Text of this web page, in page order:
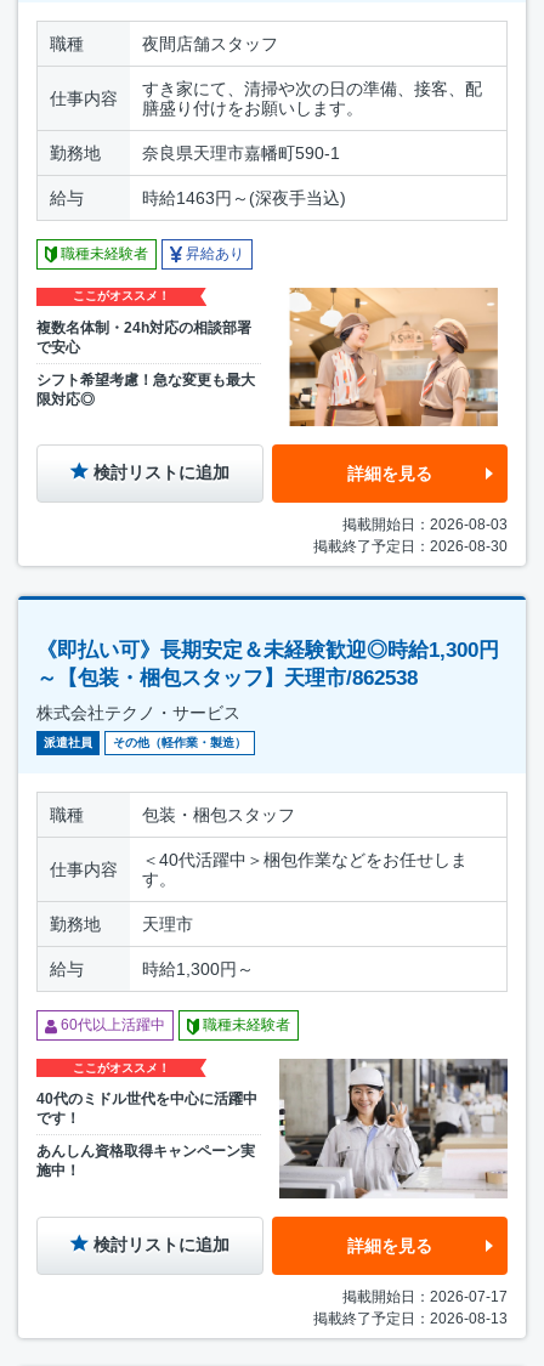
職種 夜間店舗スタッフ
仕事内容
すき家にて、清掃や次の日の準備、接客、配
膳盛り付けをお願いします。
勤務地 奈良県天理市嘉幡町590-1
給与 時給1463円～(深夜手当込)
職種未経験者 昇給あり
ここがオススメ！
複数名体制・24h対応の相談部署
で安心
シフト希望考慮！急な変更も最大
限対応◎
検討リストに追加 詳細を見る
掲載開始日：2026-08-03
掲載終了予定日：2026-08-30
《即払い可》長期安定＆未経験歓迎◎時給1,300円
～【包装・梱包スタッフ】天理市/862538
株式会社テクノ・サービス
派遣社員 その他（軽作業・製造）
職種 包装・梱包スタッフ
仕事内容
＜40代活躍中＞梱包作業などをお任せしま
す。
勤務地 天理市
給与 時給1,300円～
60代以上活躍中 職種未経験者
ここがオススメ！
40代のミドル世代を中心に活躍中
です！
あんしん資格取得キャンペーン実
施中！
検討リストに追加 詳細を見る
掲載開始日：2026-07-17
掲載終了予定日：2026-08-13